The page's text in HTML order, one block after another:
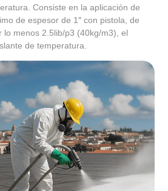
Consiste en la aplicación de
de espesor de 1″ con pistola, de
lo menos 2.5lib/p3 (40kg/m3), el
de temperatura.